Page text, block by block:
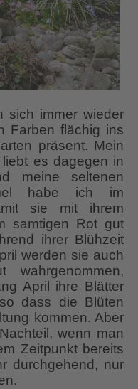
sich immer wieder
Farben flächig ins
präsent. Mein
liebt es dagegen in
meine seltenen
habe ich im
sie mit ihrem
samtigen Rot gut
ihrer Blühzeit
werden sie auch
wahrgenommen,
April ihre Blätter
dass die Blüten
kommen. Aber
wenn man
Zeitpunkt bereits
durchgehend, nur